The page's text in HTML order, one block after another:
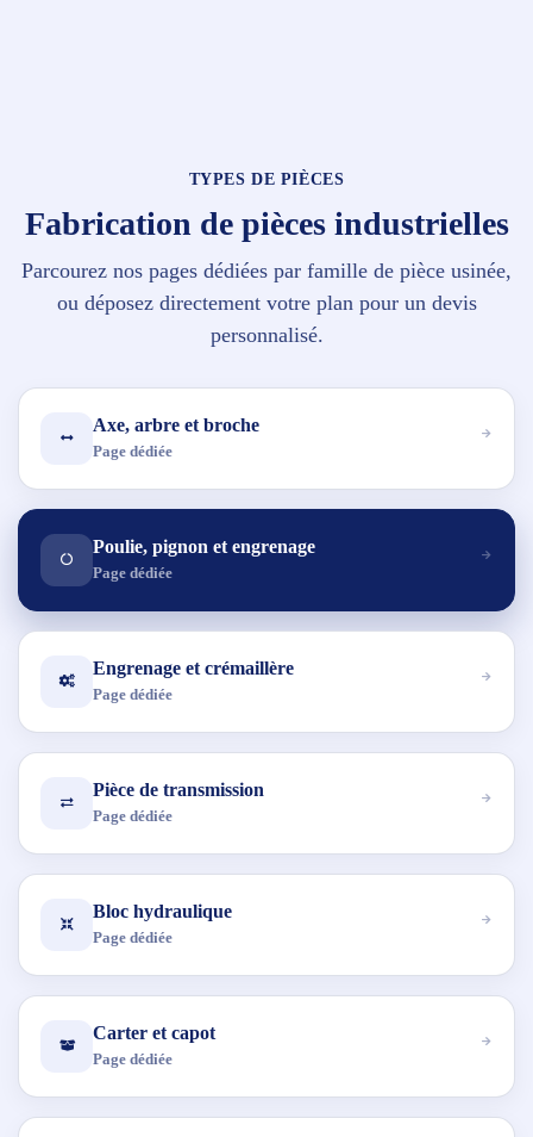
TYPES DE PIÈCES
Fabrication de pièces industrielles
Parcourez nos pages dédiées par famille de pièce usinée,
ou déposez directement votre plan pour un devis
personnalisé.
Axe, arbre et broche
Page dédiée
Poulie, pignon et engrenage
Page dédiée
Engrenage et crémaillère
Page dédiée
Pièce de transmission
Page dédiée
Bloc hydraulique
Page dédiée
Carter et capot
Page dédiée